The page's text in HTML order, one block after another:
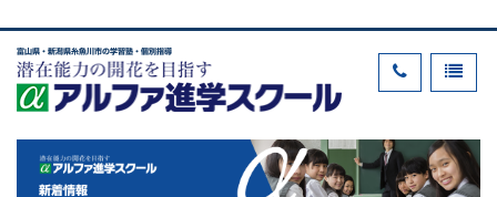
富山県・新潟県糸魚川市の学習塾・個別指導
新着情報